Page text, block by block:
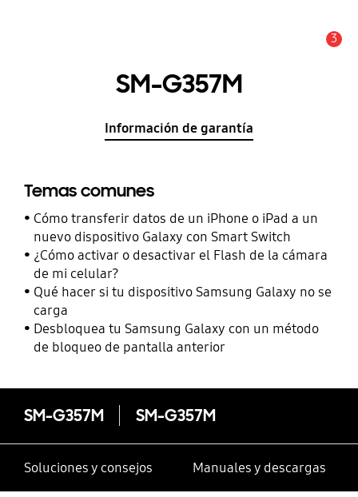
3
SM-G357M
Información de garantía
Temas comunes
Cómo transferir datos de un iPhone o iPad a un
nuevo dispositivo Galaxy con Smart Switch
¿Cómo activar o desactivar el Flash de la cámara
de mi celular?
Qué hacer si tu dispositivo Samsung Galaxy no se
carga
Desbloquea tu Samsung Galaxy con un método
de bloqueo de pantalla anterior
SM-G357M SM-G357M
Soluciones y consejos Manuales y descargas